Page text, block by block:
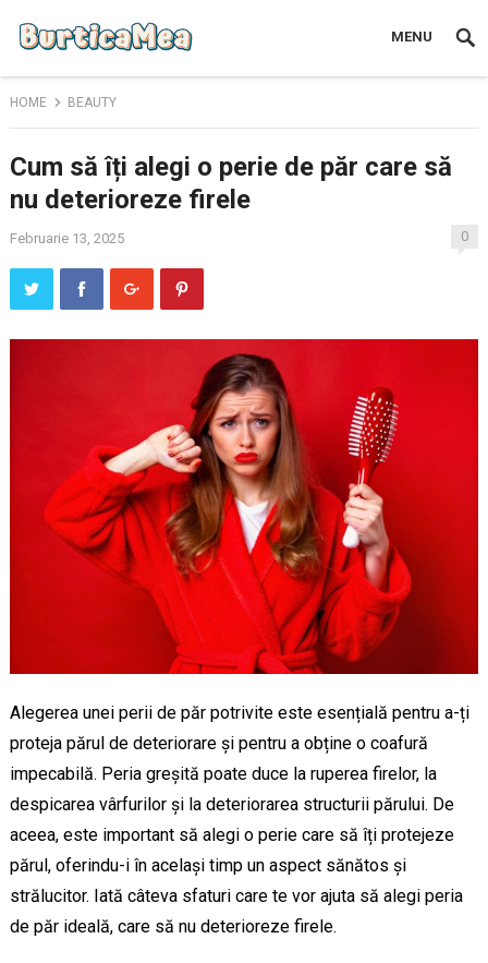
MENU
HOME BEAUTY
Cum să îți alegi o perie de păr care să
nu deterioreze firele
Februarie 13, 2025 0
Alegerea unei perii de păr potrivite este esențială pentru a-ți
proteja părul de deteriorare și pentru a obține o coafură
impecabilă. Peria greșită poate duce la ruperea firelor, la
despicarea vârfurilor și la deteriorarea structurii părului. De
aceea, este important să alegi o perie care să îți protejeze
părul, oferindu-i în același timp un aspect sănătos și
strălucitor. Iată câteva sfaturi care te vor ajuta să alegi peria
de păr ideală, care să nu deterioreze firele.